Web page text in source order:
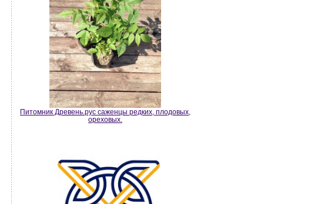
Питомник Древень.рус саженцы редких, плодовых,
ореховых.